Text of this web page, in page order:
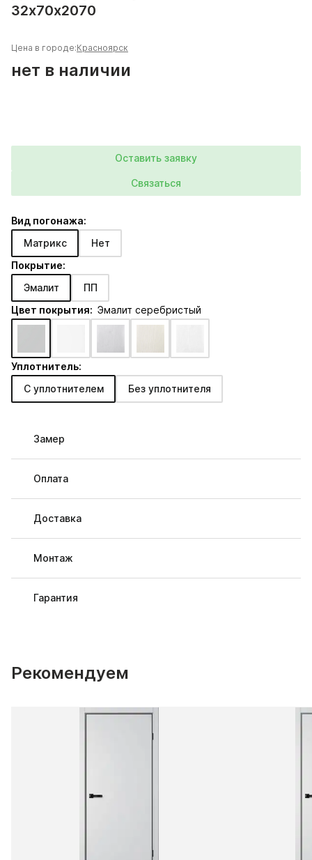
32х70х2070
Цена в городе:Красноярск
нет в наличии
Оставить заявку
Связаться
Вид погонажа:
Матрикс
Нет
Покрытие:
Эмалит
ПП
Цвет покрытия: Эмалит серебристый
Уплотнитель:
С уплотнителем
Без уплотнителя
Замер
Оплата
Доставка
Монтаж
Гарантия
Рекомендуем